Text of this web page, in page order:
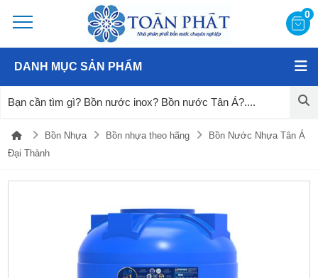
0
DANH MỤC SẢN PHẨM
Bồn Nhựa Bồn nhựa theo hãng
Bồn Nước Nhựa Tân Á
Đại Thành